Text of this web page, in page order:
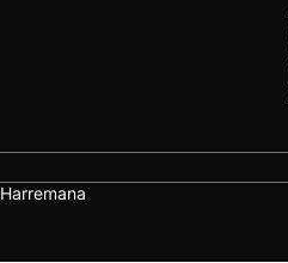
Harremana